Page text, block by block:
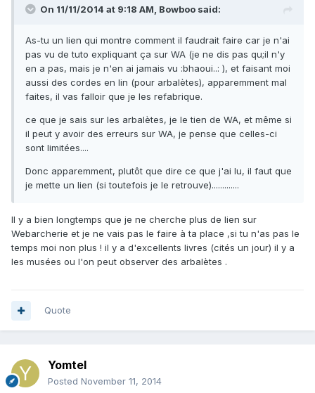
On 11/11/2014 at 9:18 AM, Bowboo said:
As-tu un lien qui montre comment il faudrait faire car je n'ai
pas vu de tuto expliquant ça sur WA (je ne dis pas qu;il n'y
en a pas, mais je n'en ai jamais vu :bhaoui..: ), et faisant moi
aussi des cordes en lin (pour arbalètes), apparemment mal
faites, il vas falloir que je les refabrique.
ce que je sais sur les arbalètes, je le tien de WA, et même si
il peut y avoir des erreurs sur WA, je pense que celles-ci
sont limitées....
Donc apparemment, plutôt que dire ce que j'ai lu, il faut que
je mette un lien (si toutefois je le retrouve).............
Il y a bien longtemps que je ne cherche plus de lien sur
Webarcherie et je ne vais pas le faire à ta place ,si tu n'as pas le
temps moi non plus ! il y a d'excellents livres (cités un jour) il y a
les musées ou l'on peut observer des arbalètes .
Quote
Yomtel
Posted November 11, 2014